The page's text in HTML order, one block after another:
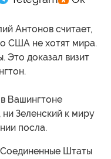
Антонов считает,
США не хотят мира.
Это доказал визит
Вашингтоне
ни Зеленский к миру
посла.
Штаты